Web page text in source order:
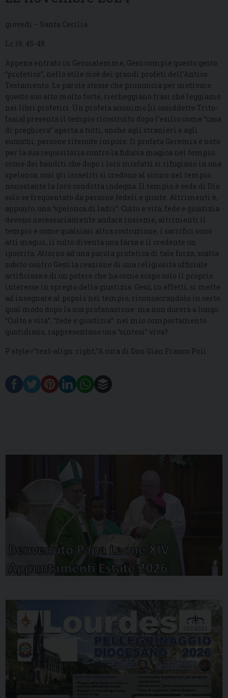
giovedì – Santa Cecilia
Lc 19, 45-48
Appena entrato in Gerusalemme, Gesù compie questo gesto
“profetico”, nello stile cioè dei grandi profeti dell’Antico
Testamento. Le parole stesse che pronuncia per motivare
questo suo atto molto forte, riecheggiano frasi che leggiamo
nei libri profetici. Un profeta anonimo [il cosiddetto Trito-
Isaia] presenta il tempio ricostruito dopo l’esilio come “casa
di preghiera” aperta a tutti, anche agli stranieri e agli
eunuchi, persone ritenute impure. Il profeta Geremia è noto
per la sua requisitoria contro la fiducia magica nel tempio:
come dei banditi che dopo i loro misfatti si rifugiano in una
spelonca, così gli israeliti si credono al sicuro nel tempio
nonostante la loro condotta indegna. Il tempio è sede di Dio
solo se frequentato da persone fedeli e giuste. Altrimenti è,
appunto, una “spelonca di ladri”. Culto e vita, fede e giustizia
devono necessariamente andare insieme, altrimenti il
tempio è come qualsiasi altra costruzione, i sacrifici sono
atti magici, il culto diventa una farsa e il credente un
ipocrita. Attorno ad una parola profetica di tale forza, scatta
subito contro Gesù la reazione di una religiosità ufficiale
artificiosa e di un potere che ha come scopo solo il proprio
interesse in spregio della giustizia. Gesù, in effetti, si mette
ad insegnare al popolo nel tempio, riconsacrandolo in certo
qual modo dopo la sua profanazione: ma non durerà a lungo.
“Culto e vita”, “fede e giustizia”: nel mio comportamento
quotidiano, rappresentano una “sintesi” viva?
P style=“text-align: right;”A cura di Don Gian Franco Poli